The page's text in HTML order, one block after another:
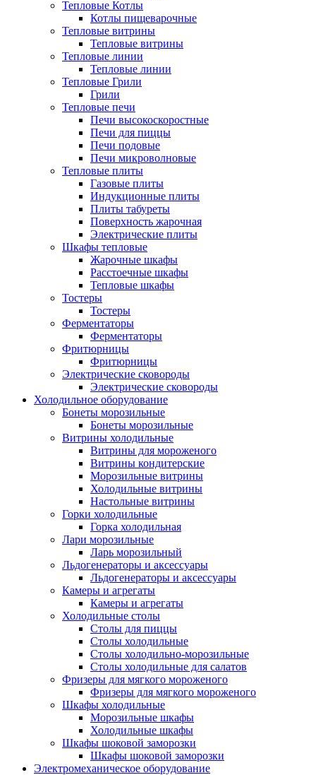
Тепловые Котлы
Котлы пищеварочные
Тепловые витрины
Тепловые витрины
Тепловые линии
Тепловые линии
Тепловые Грили
Грили
Тепловые печи
Печи высокоскоростные
Печи для пиццы
Печи подовые
Печи микроволновые
Тепловые плиты
Газовые плиты
Индукционные плиты
Плиты табуреты
Поверхность жарочная
Электрические плиты
Шкафы тепловые
Жарочные шкафы
Расстоечные шкафы
Тепловые шкафы
Тостеры
Тостеры
Ферментаторы
Ферментаторы
Фритюрницы
Фритюрницы
Электрические сковороды
Электрические сковороды
Холодильное оборудование
Бонеты морозильные
Бонеты морозильные
Витрины холодильные
Витрины для мороженого
Витрины кондитерские
Морозильные витрины
Холодильные витрины
Настольные витрины
Горки холодильные
Горка холодильная
Лари морозильные
Ларь морозильный
Льдогенераторы и аксессуары
Льдогенераторы и аксессуары
Камеры и агрегаты
Камеры и агрегаты
Холодильные столы
Столы для пиццы
Столы холодильные
Столы холодильно-морозильные
Столы холодильные для салатов
Фризеры для мягкого мороженого
Фризеры для мягкого мороженого
Шкафы холодильные
Mорозильные шкафы
Холодильные шкафы
Шкафы шоковой заморозки
Шкафы шоковой заморозки
Электромеханическое оборудование